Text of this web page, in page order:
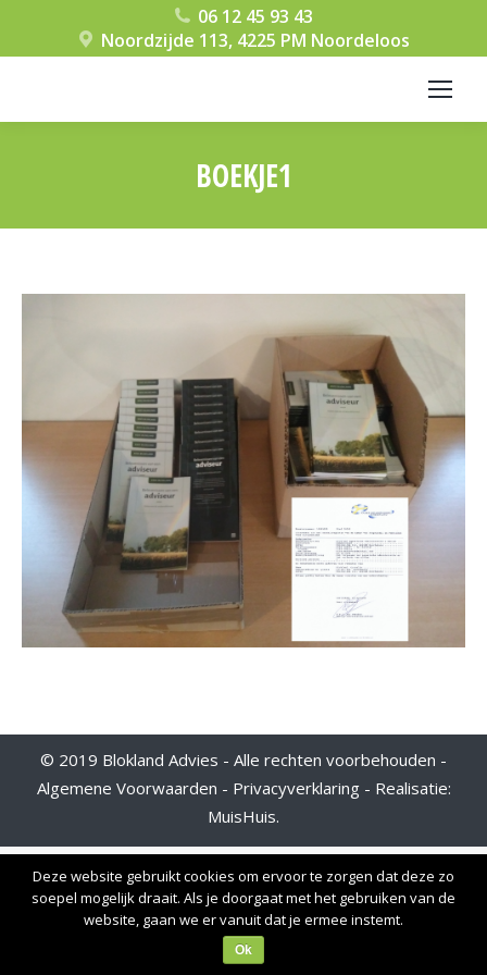
06 12 45 93 43
Noordzijde 113, 4225 PM Noordeloos
BOEKJE1
© 2019 Blokland Advies - Alle rechten voorbehouden -
Algemene Voorwaarden - Privacyverklaring- Realisatie:
MuisHuis.
Deze website gebruikt cookies om ervoor te zorgen dat deze zo
soepel mogelijk draait. Als je doorgaat met het gebruiken van de
website, gaan we er vanuit dat je ermee instemt.
Ok